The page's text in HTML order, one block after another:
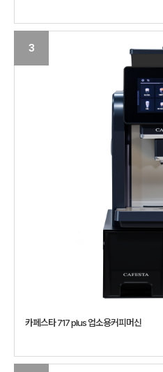
3
카페스타 717 plus 업소용커피머신